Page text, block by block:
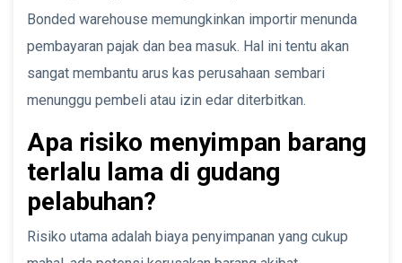
Bonded warehouse memungkinkan importir menunda
pembayaran pajak dan bea masuk. Hal ini tentu akan
sangat membantu arus kas perusahaan sembari
menunggu pembeli atau izin edar diterbitkan.
Apa risiko menyimpan barang
terlalu lama di gudang
pelabuhan?
Risiko utama adalah biaya penyimpanan yang cukup